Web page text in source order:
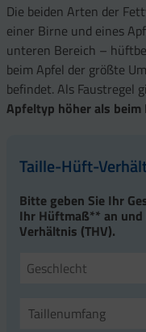
Die beiden Arten der
einer Birne und eines
unteren Bereich –
beim Apfel der größte
befindet. Als Faustregel
Apfeltyp höher als beim
Taille-Hüft-
Bitte geben Sie Ihr
Ihr Hüftmaß** an
Verhältnis (THV).
Geschlecht